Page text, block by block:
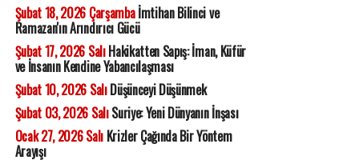
Şubat 18, 2026 Çarşambaİmtihan Bilinci ve
Ramazan'ın Arındırıcı Gücü
Şubat 17, 2026 SalıHakikatten Sapış: İman, Küfür
ve İnsanın Kendine Yabancılaşması
Şubat 10, 2026 SalıDüşünceyi Düşünmek
Şubat 03, 2026 SalıSuriye: Yeni Dünyanın İnşası
Ocak 27, 2026 SalıKrizler Çağında Bir Yöntem
Arayışı